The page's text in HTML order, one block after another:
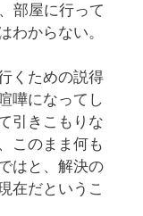
部屋に行って
わからない。
くための説得
嘩になってし
引きこもりな
このまま何も
はと、解決の
在だというこ